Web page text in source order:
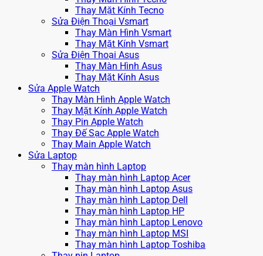
Thay Mặt Kính Tecno
Sửa Điện Thoại Vsmart
Thay Màn Hình Vsmart
Thay Mặt Kính Vsmart
Sửa Điện Thoại Asus
Thay Màn Hình Asus
Thay Mặt Kính Asus
Sửa Apple Watch
Thay Màn Hình Apple Watch
Thay Mặt Kính Apple Watch
Thay Pin Apple Watch
Thay Đế Sạc Apple Watch
Thay Main Apple Watch
Sửa Laptop
Thay màn hình Laptop
Thay màn hình Laptop Acer
Thay màn hình Laptop Asus
Thay màn hình Laptop Dell
Thay màn hình Laptop HP
Thay màn hình Laptop Lenovo
Thay màn hình Laptop MSI
Thay màn hình Laptop Toshiba